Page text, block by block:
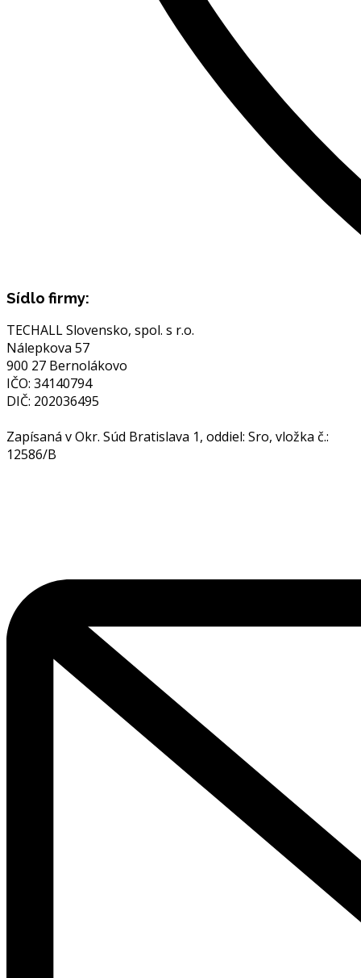
Sídlo firmy:
TECHALL Slovensko, spol. s r.o.
Nálepkova 57
900 27 Bernolákovo
IČO: 34140794
DIČ: 202036495
Zapísaná v Okr. Súd Bratislava 1, oddiel: Sro, vložka č.:
12586/B